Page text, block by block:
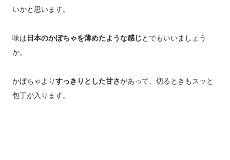
いかと思います。
味は日本のかぼちゃを薄めたような感じとでもいいましょう
か。
かぼちゃよりすっきりとした甘さがあって、切るときもスッと
包丁が入ります。